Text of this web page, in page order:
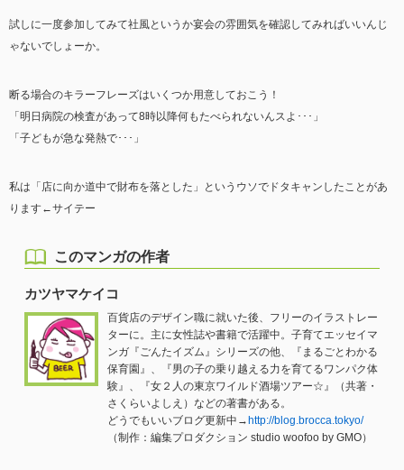
試しに一度参加してみて社風というか宴会の雰囲気を確認してみればいいんじ
ゃないでしょーか。
断る場合のキラーフレーズはいくつか用意しておこう！
「明日病院の検査があって8時以降何もたべられないんスよ･･･」
「子どもが急な発熱で･･･」
私は「店に向か道中で財布を落とした」というウソでドタキャンしたことがあ
ります←サイテー
このマンガの作者
カツヤマケイコ
百貨店のデザイン職に就いた後、フリーのイラストレー
ターに。主に女性誌や書籍で活躍中。子育てエッセイマ
ンガ『ごんたイズム』シリーズの他、『まるごとわかる
保育園』、『男の子の乗り越える力を育てるワンパク体
験』、『女２人の東京ワイルド酒場ツアー☆』（共著・
さくらいよしえ）などの著書がある。
どうでもいいブログ更新中→ http://blog.brocca.tokyo/
（制作：編集プロダクション studio woofoo by GMO）